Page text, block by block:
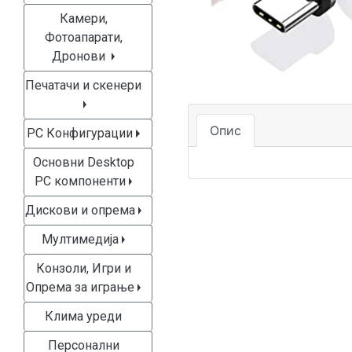
Камери,
Фотоапарати,
Дронови
Печатачи и скенери
PC Конфигурации
Основни Desktop
PC компоненти
Дискови и опрема
Мултимедија
Конзоли, Игри и
Опрема за играње
Клима уреди
Персонални
Опис